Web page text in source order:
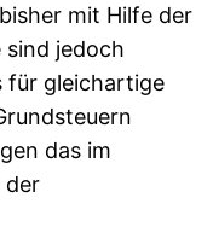
mit Hilfe der
sind jedoch
für gleichartige
das im
der